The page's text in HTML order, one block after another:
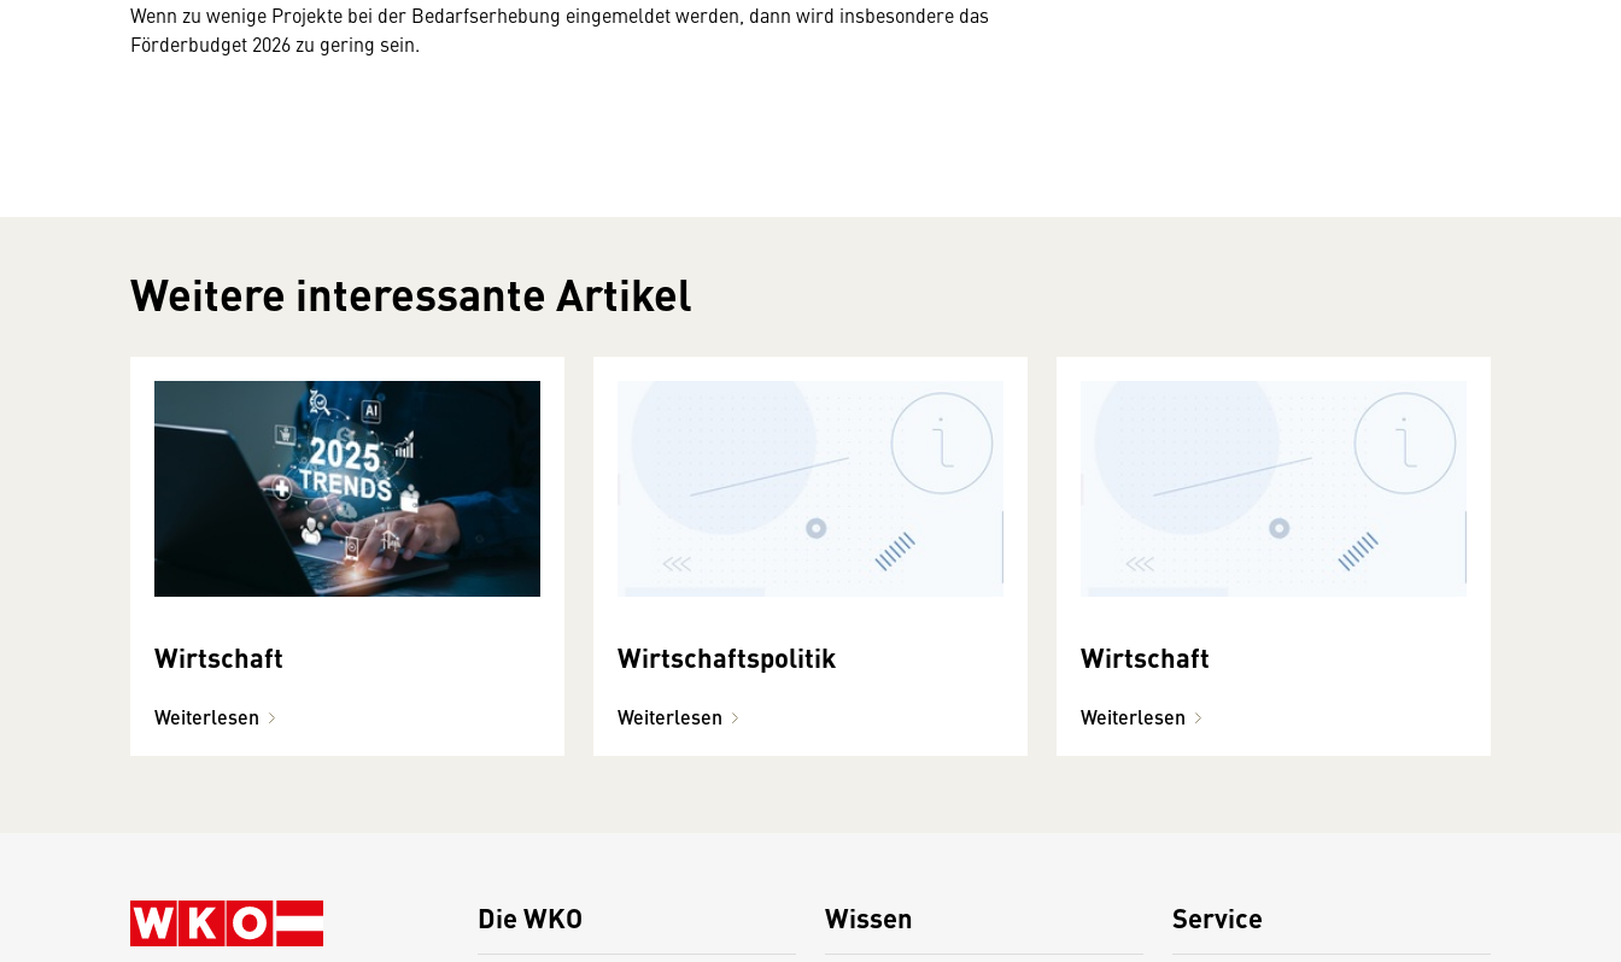
Wenn zu wenige Projekte bei der Bedarfserhebung eingemeldet werden, dann wird insbesondere das
Förderbudget 2026 zu gering sein.
Weitere interessante Artikel
Wirtschaft
Weiterlesen
Wirtschaftspolitik
Weiterlesen
Wirtschaft
Weiterlesen
Die WKO Wissen Service